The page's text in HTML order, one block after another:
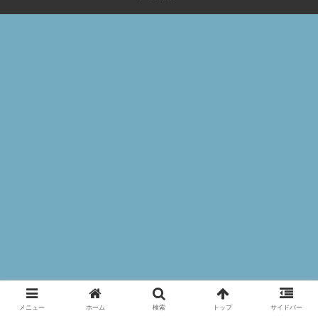
メニュー ホーム 検索 トップ サイドバー